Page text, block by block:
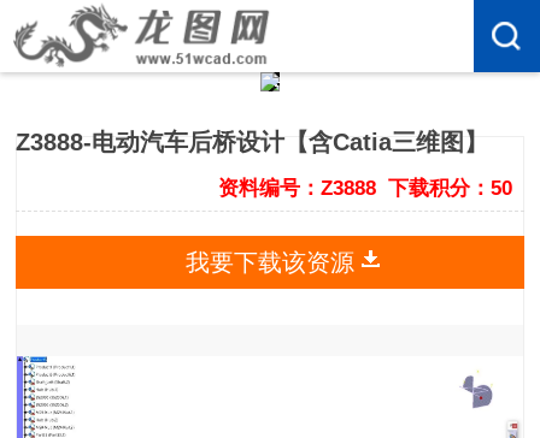
Z3888-电动汽车后桥设计【含Catia三维图】
下载积分：50
资料编号：Z3888
我要下载该资源